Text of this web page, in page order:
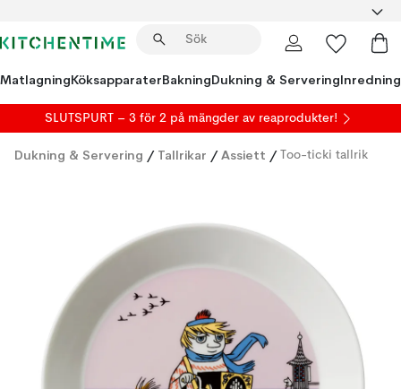
MatlagningKöksapparaterBakningDukning & ServeringInredning
SLUTSPURT – 3 för 2 på mängder av reaprodukter!
Dukning & Servering / Tallrikar / Assiett / Too-ticki tallrik